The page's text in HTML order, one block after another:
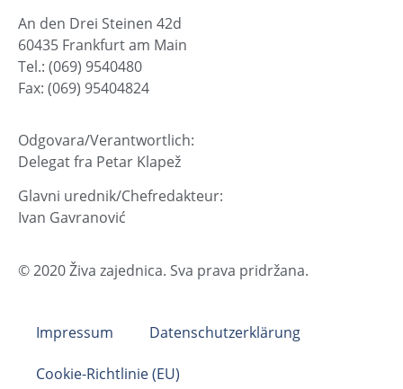
An den Drei Steinen 42d
60435 Frankfurt am Main
Tel.: (069) 9540480
Fax: (069) 95404824
Odgovara/Verantwortlich:
Delegat fra Petar Klapež
Glavni urednik/Chefredakteur:
Ivan Gavranović
© 2020 Živa zajednica. Sva prava pridržana.
Impressum Datenschutzerklärung
Cookie-Richtlinie (EU)